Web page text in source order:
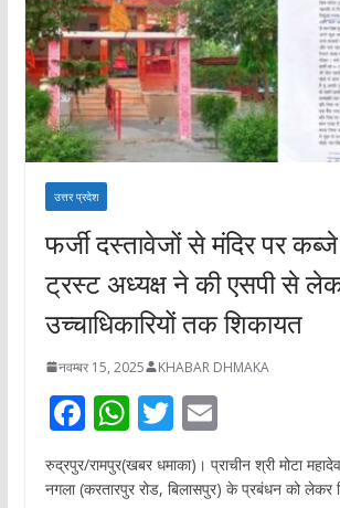
उत्तर प्रदेश
फर्जी दस्तावेजों से मंदिर पर
ट्रस्ट अध्यक्ष ने की एसपी से
उच्चाधिकारियों तक शिकायत
नवम्बर 15, 2025 KHABAR DHMAKA
F
ac
e
W
h
at
T
w
itt
E
m
ai
रुद्रपुर/रामपुर(खबर धमाका)। प्राचीन श्री मोटा
नगला (करतारपुर रोड, बिलासपुर) के प्रबंधन को लेकर